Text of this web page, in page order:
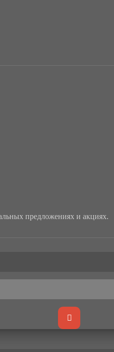
предложениях и акциях.